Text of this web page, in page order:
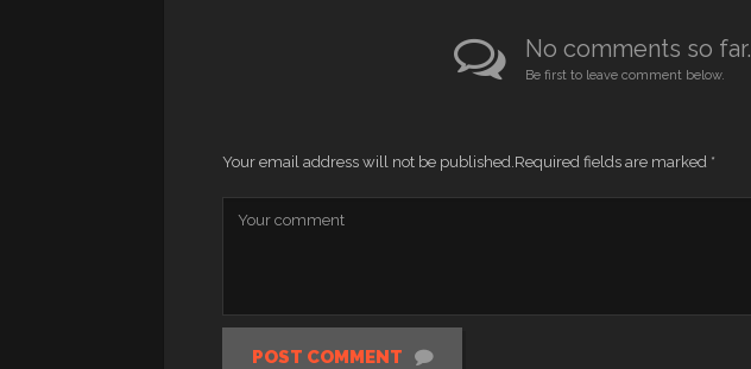
No comments so far.
Be first to leave comment below.
Your email address will not be published. Required fields are marked *
POST COMMENT